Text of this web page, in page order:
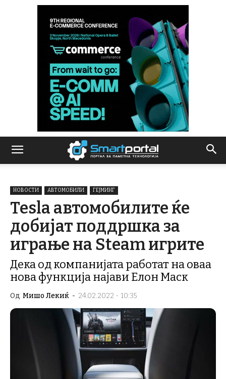
НОВОСТИ АВТОМОБИЛИ ГЕЈМИНГ
Tesla автомобилите ќе
добијат поддршка за
играње на Steam игрите
Дека од компанијата работат на оваа
нова функција најави Елон Маск
Од Мишо Лекиќ - 24.02.2022 - 10:35